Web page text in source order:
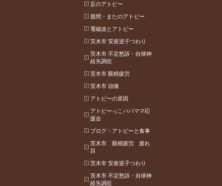
足のアトピー
股間・またのアトピー
電磁波とアトピー
茨木市 安産逆子つわり
茨木市 不定愁訴・自律神
経失調症
茨木市 眼精疲労
茨木市 頭痛
アトピーの原因
アトピーっこパパママ応
援会
ブログ・アトピーと食事
茨木市 眼精疲労 疲れ
目
茨木市 安産逆子つわり
茨木市 不定愁訴・自律神
経失調症